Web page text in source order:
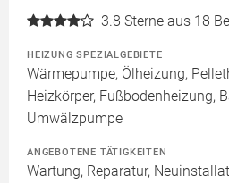
3.8 Sterne aus 18
HEIZUNG SPEZIALGEBIETE
Wärmepumpe, Ölheizung,
Heizkörper, Fußbodenheizung,
Umwälzpumpe
ANGEBOTENE TÄTIGKEITEN
Wartung, Reparatur,